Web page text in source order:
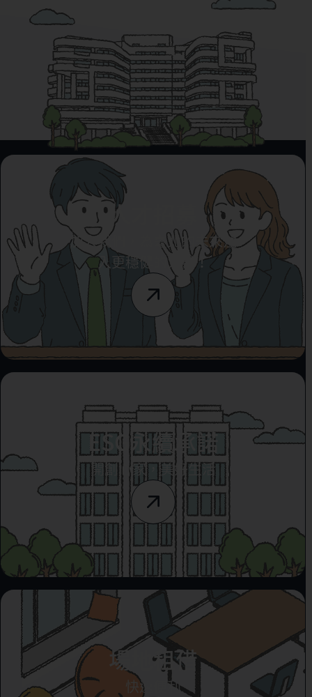
人才招募
加入我們，為臺北的未來注
入更穩健的力量！
ESG永續承諾
開創心家，美好生活
場地租借
快速便利